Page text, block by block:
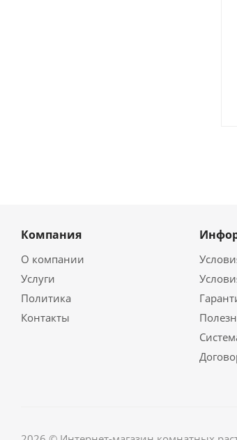
Компания
О компании
Услуги
Политика
Контакты